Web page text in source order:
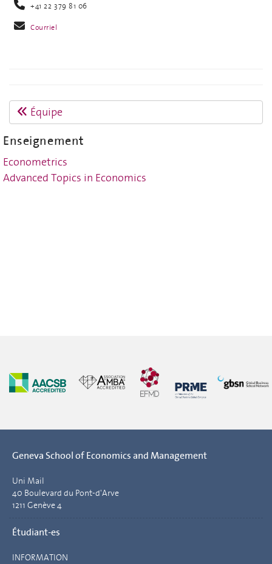
+41 22 379 81 06
Courriel
Équipe
Enseignement
Econometrics
Advanced Topics in Economics
Geneva School of Economics and Management
Uni Mail
40 Boulevard du Pont-d'Arve
1211 Genève 4
Étudiant-es
INFORMATION